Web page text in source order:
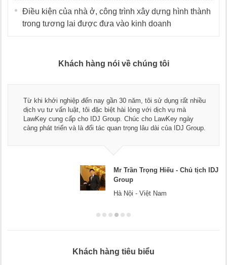
Điều kiện của nhà ở, công trình xây dựng hình thành
trong tương lai được đưa vào kinh doanh
Khách hàng nói về chúng tôi
Từ khi khởi nghiệp đến nay gần 30 năm, tôi sử dụng rất nhiều
dịch vụ tư vấn luật, tôi đặc biệt hài lòng với dịch vụ mà
LawKey cung cấp cho IDJ Group. Chúc cho LawKey ngày
càng phát triển và là đối tác quan trọng lâu dài của IDJ Group.
Mr Trần Trọng Hiếu - Chủ tịch IDJ
Group
Hà Nội - Việt Nam
Khách hàng tiêu biểu